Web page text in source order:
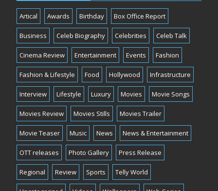
Artical Awards Birthday Box Office Report
Business Celeb Biography Celebrities Celeb Talk
Cinema Review Entertainment Events Fashion
Fashion & Lifestyle Food Hollywood Infrastructure
Interview Lifestyle Luxury Movies Movie Songs
Movies Review Movies Stills Movies Trailer
Movie Teaser Music News News & Entertainment
OTT releases Photo Gallery Press Release
Regional Review Sports Telly World